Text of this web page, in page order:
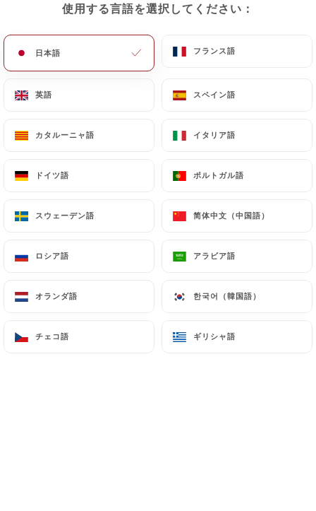
使用する言語を選択してください：
日本語 フランス語
英語 スペイン語
カタルーニャ語 イタリア語
ドイツ語 ポルトガル語
スウェーデン語 简体中文（中国語）
ロシア語 アラビア語
オランダ語 한국어（韓国語）
チェコ語 ギリシャ語
L'Âne Rouge
11 Rue Juiverie
使用する言語を選択してください：
日本語 フランス語
英語 スペイン語
カタルーニャ語 イタリア語
ドイツ語 ポルトガル語
スウェーデン語 简体中文（中国語）
ロシア語 アラビア語
オランダ語 한국어（韓国語）
チェコ語 ギリシャ語